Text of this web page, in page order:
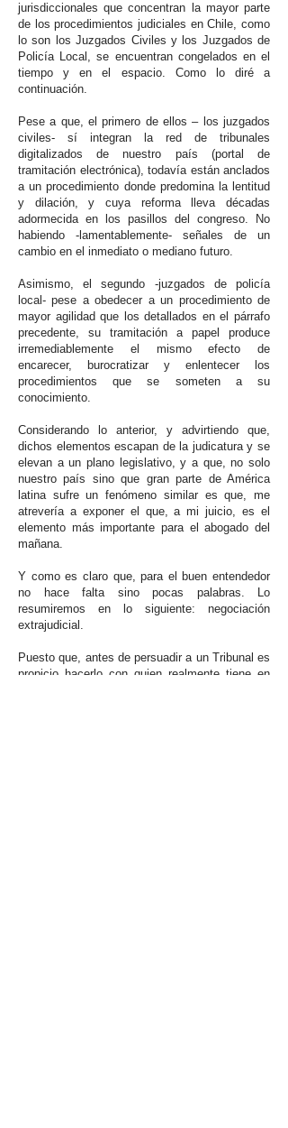
jurisdiccionales que concentran la mayor parte
de los procedimientos judiciales en Chile, como
lo son los Juzgados Civiles y los Juzgados de
Policía Local, se encuentran congelados en el
tiempo y en el espacio. Como lo diré a
continuación.
Pese a que, el primero de ellos – los juzgados
civiles- sí integran la red de tribunales
digitalizados de nuestro país (portal de
tramitación electrónica), todavía están anclados
a un procedimiento donde predomina la lentitud
y dilación, y cuya reforma lleva décadas
adormecida en los pasillos del congreso. No
habiendo -lamentablemente- señales de un
cambio en el inmediato o mediano futuro.
Asimismo, el segundo -juzgados de policía
local- pese a obedecer a un procedimiento de
mayor agilidad que los detallados en el párrafo
precedente, su tramitación a papel produce
irremediablemente el mismo efecto de
encarecer, burocratizar y enlentecer los
procedimientos que se someten a su
conocimiento.
Considerando lo anterior, y advirtiendo que,
dichos elementos escapan de la judicatura y se
elevan a un plano legislativo, y a que, no solo
nuestro país sino que gran parte de América
latina sufre un fenómeno similar es que, me
atrevería a exponer el que, a mi juicio, es el
elemento más importante para el abogado del
mañana.
Y como es claro que, para el buen entendedor
no hace falta sino pocas palabras. Lo
resumiremos en lo siguiente: negociación
extrajudicial.
Puesto que, antes de persuadir a un Tribunal es
propicio hacerlo con quien realmente tiene en